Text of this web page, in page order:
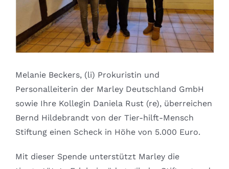
Melanie Beckers, (li) Prokuristin und
Personalleiterin der Marley Deutschland GmbH
sowie Ihre Kollegin Daniela Rust (re), überreichen
Bernd Hildebrandt von der Tier-hilft-Mensch
Stiftung einen Scheck in Höhe von 5.000 Euro.
Mit dieser Spende unterstützt Marley die